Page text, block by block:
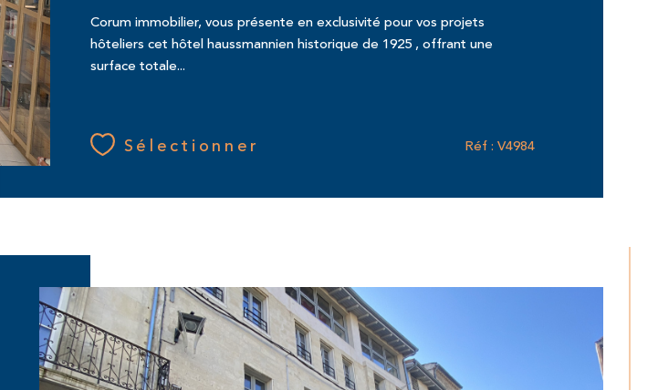
Corum immobilier, vous présente en exclusivité pour vos projets
hôteliers cet hôtel haussmannien historique de 1925 , offrant une
surface totale...
Sélectionner Réf : V4984